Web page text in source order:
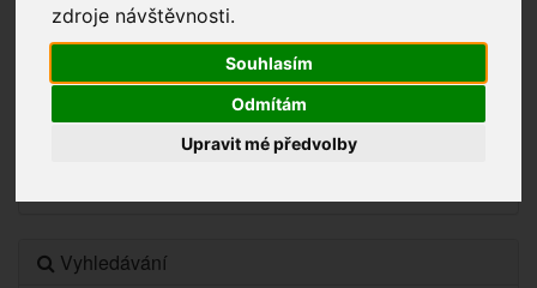
zdroje návštěvnosti.
Souhlasím
Odmítám
Upravit mé předvolby
Novinky
Vyhledávání